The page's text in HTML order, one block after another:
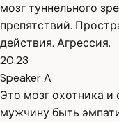
мозг туннельного
препятствий.
действия. Агрессия.
20:23
Speaker A
Это мозг охотника и
мужчину быть